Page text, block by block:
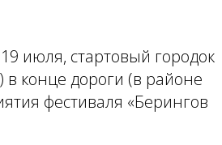
июля, стартовый городок
в конце дороги (в районе
фестиваля «Берингов